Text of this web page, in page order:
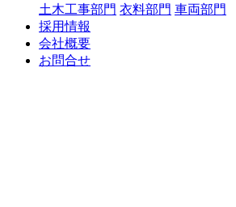
土木工事部門 衣料部門 車両部門
採用情報
会社概要
お問合せ